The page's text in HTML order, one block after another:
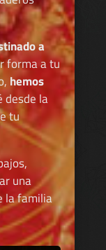
a
forma a tu
hemos
desde la
tu
una
la familia